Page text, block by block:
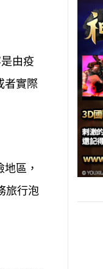
由疫
者實際
區，
旅行泡